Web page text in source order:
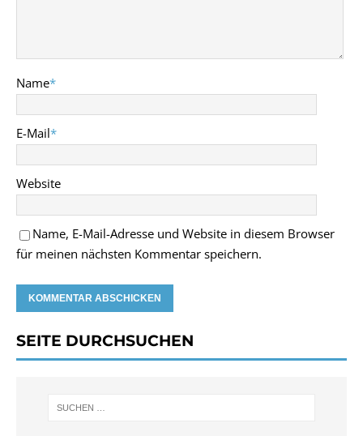
Name*
E-Mail*
Website
Name, E-Mail-Adresse und Website in diesem Browser
für meinen nächsten Kommentar speichern.
SEITE DURCHSUCHEN